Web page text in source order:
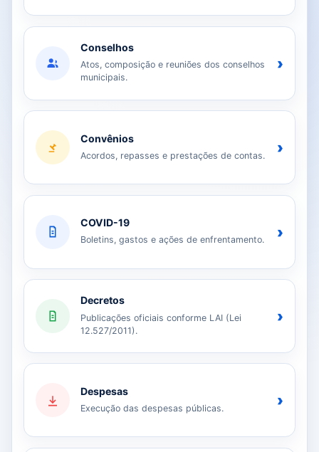
Conselhos
Atos, composição e reuniões dos conselhos
municipais.
›
Convênios
Acordos, repasses e prestações de contas. ›
COVID-19
Boletins, gastos e ações de enfrentamento. ›
Decretos
Publicações oficiais conforme LAI (Lei
12.527/2011).
›
Despesas
Execução das despesas públicas. ›